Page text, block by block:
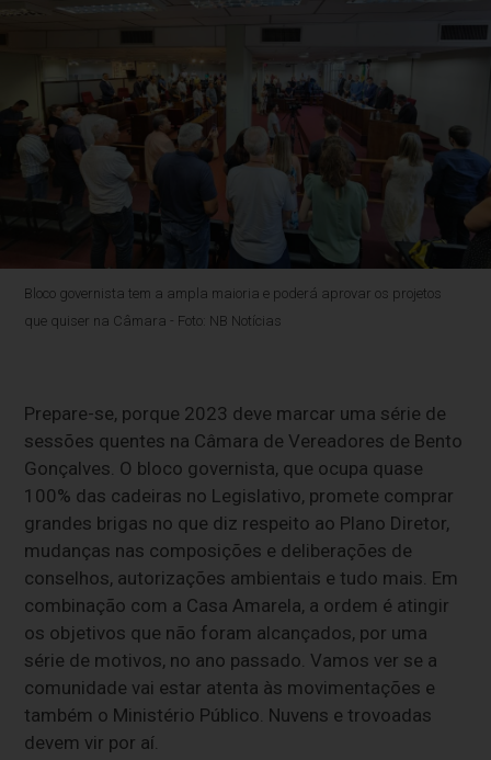
Bloco governista tem a ampla maioria e poderá aprovar os projetos
que quiser na Câmara - Foto: NB Notícias
Prepare-se, porque 2023 deve marcar uma série de
sessões quentes na Câmara de Vereadores de Bento
Gonçalves. O bloco governista, que ocupa quase
100% das cadeiras no Legislativo, promete comprar
grandes brigas no que diz respeito ao Plano Diretor,
mudanças nas composições e deliberações de
conselhos, autorizações ambientais e tudo mais. Em
combinação com a Casa Amarela, a ordem é atingir
os objetivos que não foram alcançados, por uma
série de motivos, no ano passado. Vamos ver se a
comunidade vai estar atenta às movimentações e
também o Ministério Público. Nuvens e trovoadas
devem vir por aí.